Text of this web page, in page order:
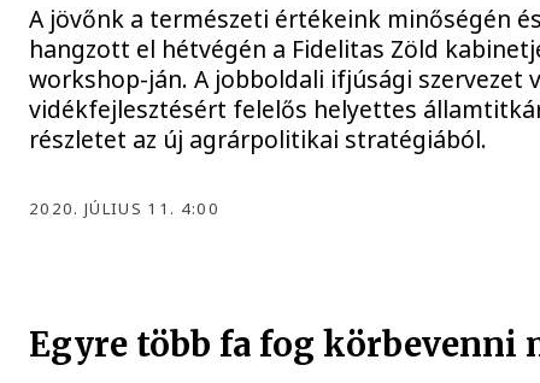
A jövőnk a természeti értékeink minőségén
hangzott el hétvégén a Fidelitas Zöld
workshop-ján. A jobboldali ifjúsági szervezet
vidékfejlesztésért felelős helyettes
részletet az új agrárpolitikai stratégiából.
2020. JÚLIUS 11. 4:00
Egyre több fa fog körbevenni